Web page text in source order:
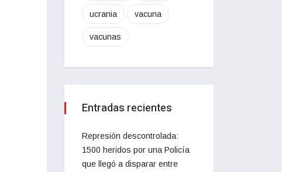
ucrania vacuna
vacunas
Entradas recientes
Represión descontrolada:
1500 heridos por una Policía
que llegó a disparar entre